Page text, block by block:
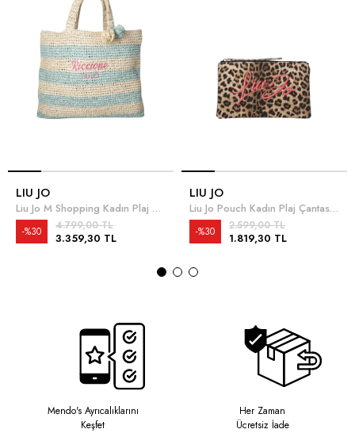
LIU JO
Liu Jo M Shopping Kadın Plaj Çantası Çok Renkli
3.359,30 TL
4.799,00 TL
%30
LIU JO
Liu Jo Pouch Kadın Plaj Çantası Çok Renkli
1.819,30 TL
2.599,00 TL
%30
Mendo's Ayrıcalıklarını
Keşfet
Her Zaman
Ücretsiz İade